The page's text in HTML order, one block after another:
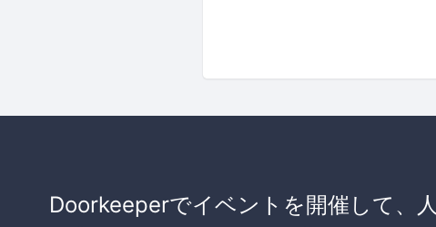
Doorkeeperでイベントを開催して、人